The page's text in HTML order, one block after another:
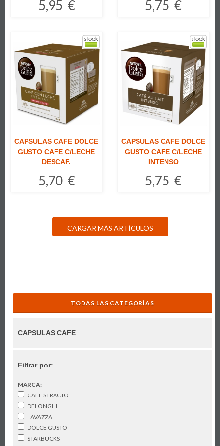
5,95 € 5,75 €
CAPSULAS CAFE DOLCE
GUSTO CAFE C/LECHE
DESCAF.
5,70 €
CAPSULAS CAFE DOLCE
GUSTO CAFE C/LECHE
INTENSO
5,75 €
CARGAR MÁS ARTÍCULOS
TODAS LAS CATEGORÍAS
CAPSULAS CAFE
Filtrar por:
MARCA:
CAFE STRACTO
DELONGHI
LAVAZZA
DOLCE GUSTO
STARBUCKS